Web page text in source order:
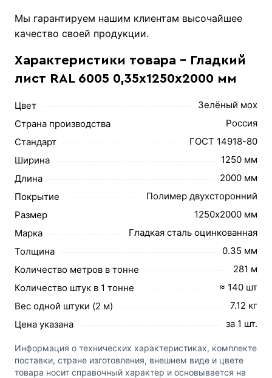
Мы гарантируем нашим клиентам высочайшее
качество своей продукции.
Характеристики товара - Гладкий
лист RAL 6005 0,35х1250х2000 мм
Цвет
Зелёный мох
Страна производства
Россия
Стандарт
ГОСТ 14918-80
Ширина
1250 мм
Длина
2000 мм
Покрытие
Полимер двухсторонний
Размер
1250х2000 мм
Марка
Гладкая сталь оцинкованная
Толщина
0.35 мм
Количество метров в тонне
281 м
Количество штук в 1 тонне
≈ 140 шт
Вес одной штуки (2 м)
7.12 кг
Цена указана
за 1 шт.
Информация о технических характеристиках, комплекте
поставки, стране изготовления, внешнем виде и цвете
товара носит справочный характер и основывается на